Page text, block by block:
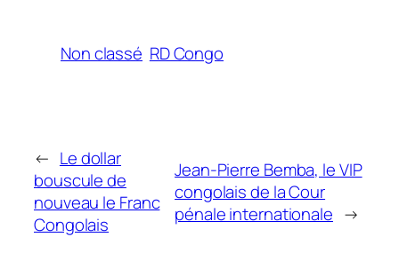
Non classé RD Congo
← Le dollar
bouscule de
nouveau le Franc
Congolais
Jean-Pierre Bemba, le VIP
congolais de la Cour
pénale internationale →